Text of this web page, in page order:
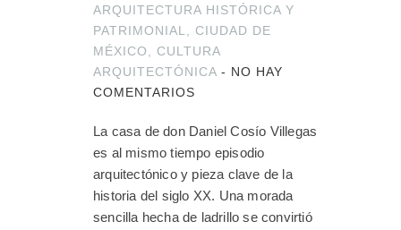
ARQUITECTURA HISTÓRICA Y
PATRIMONIAL, CIUDAD DE
MÉXICO, CULTURA
ARQUITECTÓNICA - NO HAY
COMENTARIOS
La casa de don Daniel Cosío Villegas
es al mismo tiempo episodio
arquitectónico y pieza clave de la
historia del siglo XX. Una morada
sencilla hecha de ladrillo se convirtió